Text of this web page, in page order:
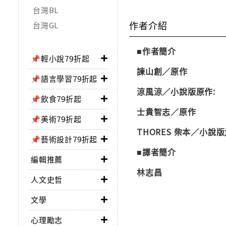
台灣BL
台灣GL
📌輕小說79折起
📌語言學習79折起
📌飲食79折起
📌美術79折起
📌藝術設計79折起
編輯推薦
人文史哲
文學
心理勵志
作者介紹
■作者簡介
諫山創／原作
涼風涼／小說版原作:
士貴智志／原作
THORES 柴本／小說
■譯者簡介
林志昌